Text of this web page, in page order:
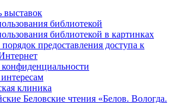
выставок
библиотекой
библиотекой в картинках
предоставления доступа к
клиника
Беловские чтения «Белов. Вологда.